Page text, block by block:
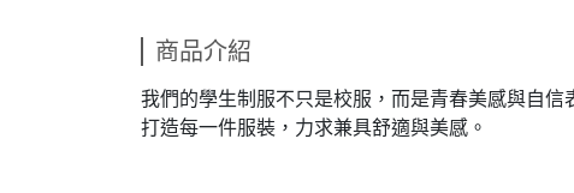
商品介紹
我們的學生制服不只是校服，而是青春美感與自
打造每一件服裝，力求兼具舒適與美感。